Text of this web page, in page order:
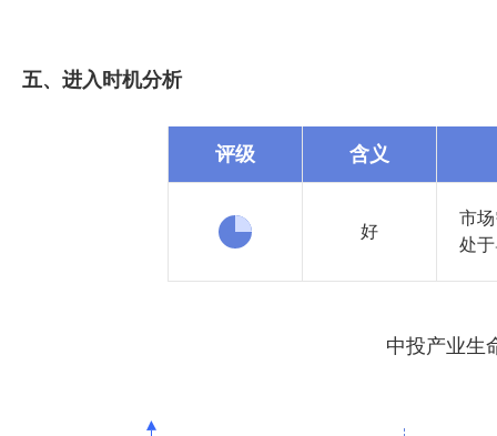
五、进入时机分析
评级 含义
好
市
处
中投产业生